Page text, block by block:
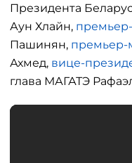
Президента
Аун Хлайн,
Пашинян, премьер-
Ахмед, вице-
глава МАГАТЭ